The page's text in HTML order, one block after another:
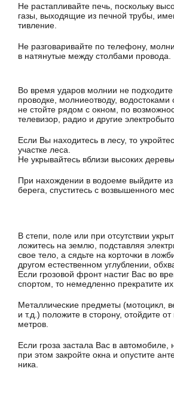
Не растапливайте печь, поскольку
газы, выходящие из печной трубы,
тивление.
Не разговаривайте по телефону,
в натянутые между столбами провода.
Во время ударов молнии не подходите
проводке, молниеотводу,
не стойте рядом с окном, по
телевизор, радио и другие
Если Вы находитесь в лесу, то
участке леса.
Не укрывайтесь вблизи высоких
При нахождении в водоеме выйдите
бе­рега, спуститесь с возвышенного
В степи, поле или при отсутствии
ложитесь на землю, подставляя
свое тело, а сядьте на корточки в
другом естественном углублении,
Если грозовой фронт настиг Вас во
спортом, то немедленно прекратите их.
Металлические предметы (мотоцикл,
и т.д.) положите в сторону, отойдите
метров.
Если гроза застала Вас в автомобиле,
при этом закройте окна и опустите
ника.